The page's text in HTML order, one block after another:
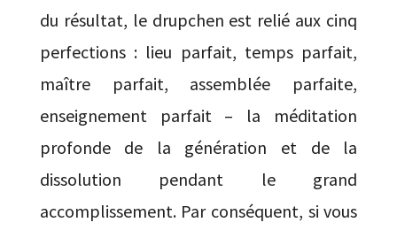
du résultat, le drupchen est relié aux cinq
perfections : lieu parfait, temps parfait,
maître parfait, assemblée parfaite,
enseignement parfait – la méditation
profonde de la génération et de la
dissolution pendant le grand
accomplissement. Par conséquent, si vous